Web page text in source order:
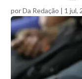
porDa Redação | 1 jul,